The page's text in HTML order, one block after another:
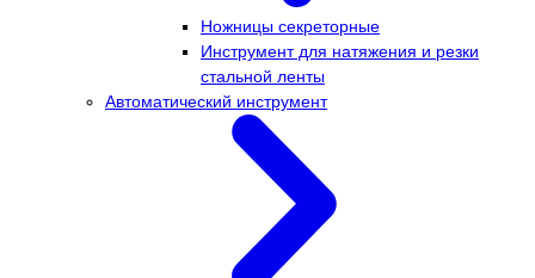
Ножницы секреторные
Инструмент для натяжения и резки
стальной ленты
Автоматический инструмент